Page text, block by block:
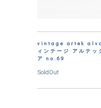
vintage artek
ィンテージ アルテッ
ア no.69
SoldOut